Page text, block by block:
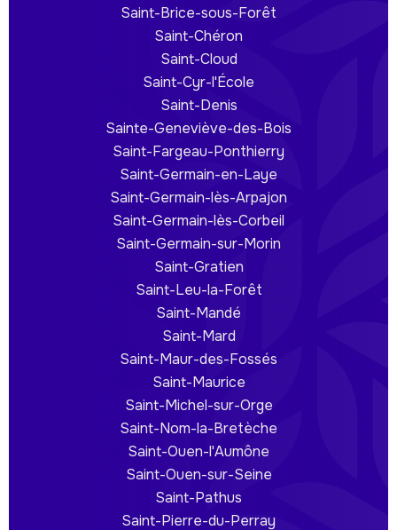
Saint-Brice-sous-Forêt
Saint-Chéron
Saint-Cloud
Saint-Cyr-l'École
Saint-Denis
Sainte-Geneviève-des-Bois
Saint-Fargeau-Ponthierry
Saint-Germain-en-Laye
Saint-Germain-lès-Arpajon
Saint-Germain-lès-Corbeil
Saint-Germain-sur-Morin
Saint-Gratien
Saint-Leu-la-Forêt
Saint-Mandé
Saint-Mard
Saint-Maur-des-Fossés
Saint-Maurice
Saint-Michel-sur-Orge
Saint-Nom-la-Bretèche
Saint-Ouen-l'Aumône
Saint-Ouen-sur-Seine
Saint-Pathus
Saint-Pierre-du-Perray